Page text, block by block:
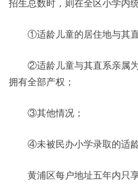
招生总数时，则在全区小学内
①适龄儿童的居住地与其直
②适龄儿童与其直系亲属为
拥有全部产权；
③其他情况；
④未被民办小学录取的适龄
黄浦区每户地址五年内只享